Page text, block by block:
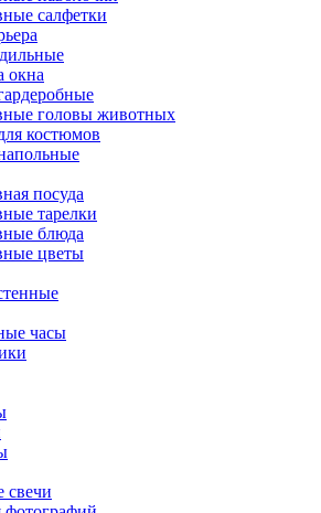
салфетки
окна
головы животных
костюмов
посуда
тарелки
блюда
цветы
часы
свечи